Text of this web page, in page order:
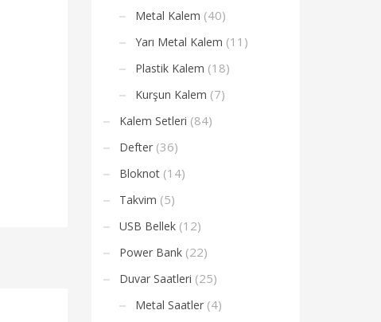
Metal Kalem (40)
Yarı Metal Kalem (11)
Plastik Kalem (18)
Kurşun Kalem (7)
Kalem Setleri (84)
Defter (36)
Bloknot (14)
Takvim (5)
USB Bellek (12)
Power Bank (22)
Duvar Saatleri (25)
Metal Saatler (4)